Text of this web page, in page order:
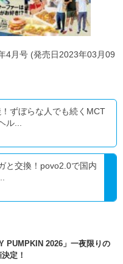
4月号 (発売日2023年03月09
ずぼらな人でも続くMCT
ル...
と交換！povo2.0で国内
PUMPKIN 2026」一夜限りの
定！